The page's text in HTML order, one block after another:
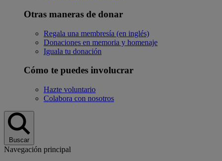
Otras maneras de donar
Regala una membresía (en inglés)
Donaciones en memoria y homenaje
Iguala tu donación
Cómo te puedes involucrar
Hazte voluntario
Colabora con nosotros
Buscar
Navegación principal